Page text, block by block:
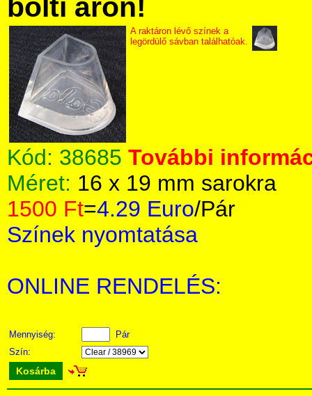
bolti áron!
A raktáron lévő színek a
legördülő sávban találhatóak.
Kód: 38685 További
Méret: 16 x 19 mm sarokra
1500 Ft=4.29 Euro/Pár
Színek nyomtatása
ONLINE RENDELÉS:
Mennyiség:
Pár
Szín:
Kosárba